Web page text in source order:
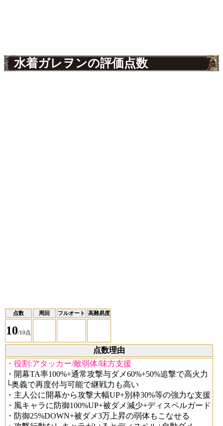
水着ガレヲンの評価点数
点数 周回 フルオート 高難易度
10/10点
点数理由
・役割:アタッカー/敵弱体/味方支援
・開幕TA率100%+通常攻撃与ダメ60%+50%追撃で高火力
└奥義で再度付与可能で継戦力も高い
・主人公に開幕から攻撃大幅UP+別枠30%等の強力な支援
・風キャラに防御100%UP+被ダメ減少+ディスペルガード
・防御25%DOWN+被ダメ3万上昇の弱体もこなせる